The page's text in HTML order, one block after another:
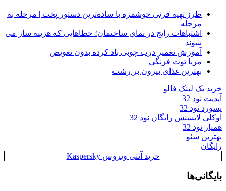
طرز تهیه فرنی خوشمزه با ساده‌ترین دستور پخت | مرحله به
مرحله
اشتباهات رایج در نمای ساختمان؛ خطاهایی که هزینه ساز می
شوند
آموزش تعمیر درب چوبی باد کرده بدون تعویض
مربا توت فرنگی
بهترین غذای بیرون بر رشت
خرید بک لینک فالو
آپدیت نود 32
پسورد نود 32
اوکلی لایسنس رایگان نود 32
همیار نود 32
بهترین سئو
رایگان
خرید آنتی ویروس Kaspersky
بایگانی‌ها